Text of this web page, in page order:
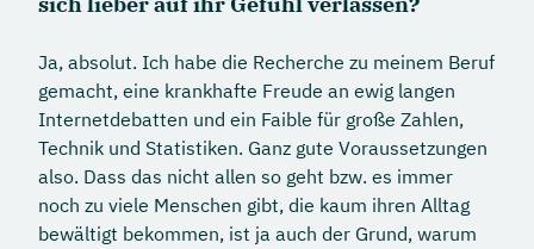
Ja, absolut. Ich habe die Recherche zu meinem Beruf
gemacht, eine krankhafte Freude an ewig langen
Internetdebatten und ein Faible für große Zahlen,
Technik und Statistiken. Ganz gute Voraussetzungen
also. Dass das nicht allen so geht bzw. es immer
noch zu viele Menschen gibt, die kaum ihren Alltag
bewältigt bekommen, ist ja auch der Grund, warum